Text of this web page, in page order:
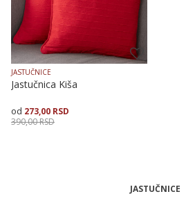
JASTUČNICE
Jastučnica Kiša
273,00 RSD
390,00RSD
JASTUČNICE